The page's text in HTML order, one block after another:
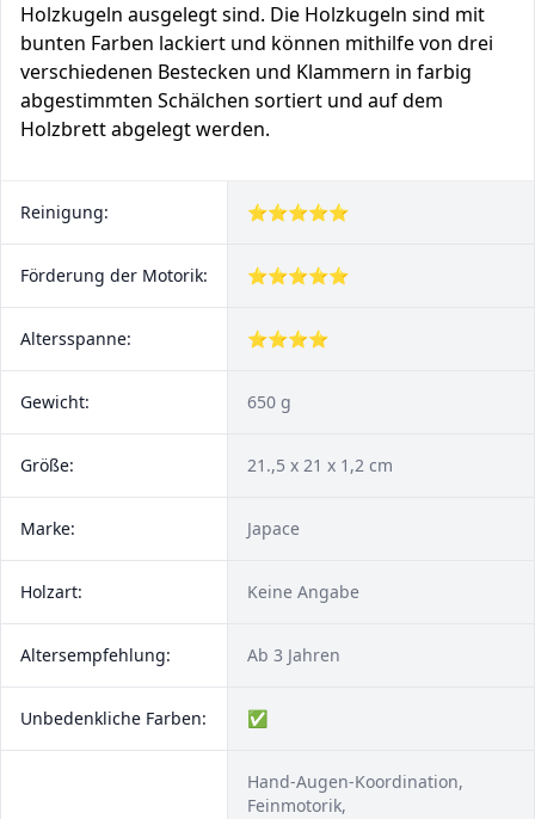
Holzkugeln ausgelegt sind. Die Holzkugeln sind mit
bunten Farben lackiert und können mithilfe von drei
verschiedenen Bestecken und Klammern in farbig
abgestimmten Schälchen sortiert und auf dem
Holzbrett abgelegt werden.
Reinigung: ⭐⭐⭐⭐⭐
Förderung der Motorik: ⭐⭐⭐⭐⭐
Altersspanne: ⭐⭐⭐⭐
Gewicht: 650 g
Größe: 21.,5 x 21 x 1,2 cm
Marke: Japace
Holzart: Keine Angabe
Altersempfehlung: Ab 3 Jahren
Unbedenkliche Farben: ✅
Hand-Augen-Koordination,
Feinmotorik,